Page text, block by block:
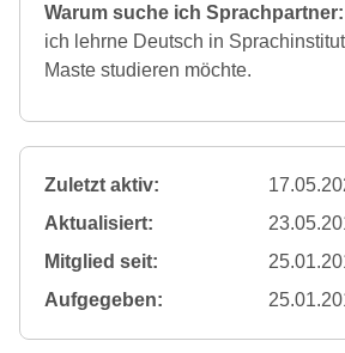
Warum suche ich Sprachpartner:
ich lehrne Deutsch in
Maste studieren möchte.
Zuletzt aktiv:
Aktualisiert:
Mitglied seit:
Aufgegeben: